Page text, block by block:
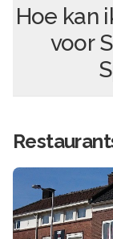
Hoe kan
voor